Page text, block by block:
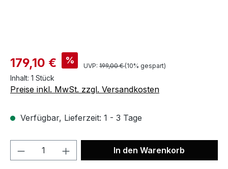
179,10 € %
UVP: 199,00 €(10% gespart)
Inhalt: 1 Stück
Preise inkl. MwSt. zzgl. Versandkosten
Verfügbar, Lieferzeit: 1 - 3 Tage
In den Warenkorb